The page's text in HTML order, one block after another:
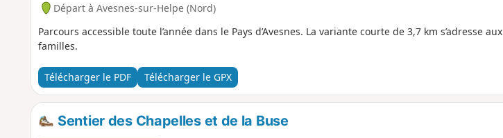
Départ à Avesnes-sur-Helpe (Nord)
Parcours accessible toute l’année dans le Pays d’Avesnes. La variante courte de 3,7 km s’adresse aux
familles.
Télécharger le PDF Télécharger le GPX
Sentier des Chapelles et de la Buse